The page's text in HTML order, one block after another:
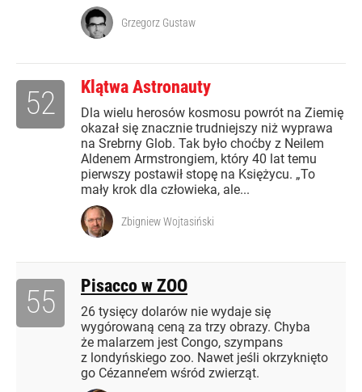
Grzegorz Gustaw
Klątwa Astronauty
Dla wielu herosów kosmosu powrót na Ziemię
okazał się znacznie trudniejszy niż wyprawa
na Srebrny Glob. Tak było choćby z Neilem
Aldenem Armstrongiem, który 40 lat temu
pierwszy postawił stopę na Księżycu. „To
mały krok dla człowieka, ale...
52
Zbigniew Wojtasiński
Pisacco w ZOO
26 tysięcy dolarów nie wydaje się
wygórowaną ceną za trzy obrazy. Chyba
że malarzem jest Congo, szympans
z londyńskiego zoo. Nawet jeśli okrzyknięto
go Cézanne’em wśród zwierząt.
55